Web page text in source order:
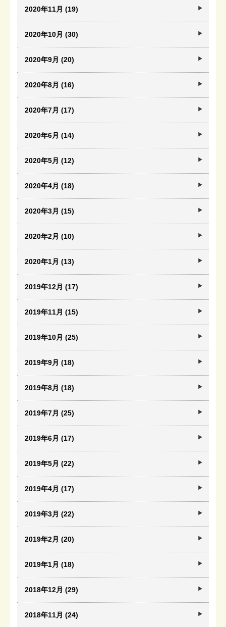
2020年11月 (19)
2020年10月 (30)
2020年9月 (20)
2020年8月 (16)
2020年7月 (17)
2020年6月 (14)
2020年5月 (12)
2020年4月 (18)
2020年3月 (15)
2020年2月 (10)
2020年1月 (13)
2019年12月 (17)
2019年11月 (15)
2019年10月 (25)
2019年9月 (18)
2019年8月 (18)
2019年7月 (25)
2019年6月 (17)
2019年5月 (22)
2019年4月 (17)
2019年3月 (22)
2019年2月 (20)
2019年1月 (18)
2018年12月 (29)
2018年11月 (24)